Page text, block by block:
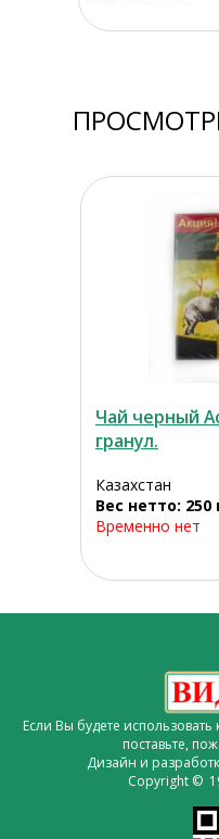
Чай черный
гранул.
Казахстан
Вес нетто: 250
Временно нет
Если Вы будете
поставьте,
Дизайн и
Copyright ©